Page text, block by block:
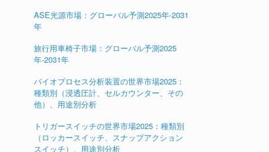
ASE光源市場：グローバル予測2025年-2031
年
旅行用車椅子市場：グローバル予測2025
年-2031年
バイオプロセス分析装置の世界市場2025：
種類別（浸透圧計、セルカウンター、その
他）、用途別分析
トリガースイッチの世界市場2025：種類別
（ロッカースイッチ、スナップアクション
スイッチ）、用途別分析